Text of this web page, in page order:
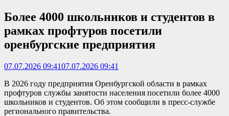
Более 4000 школьников и студентов в
рамках профтуров посетили
оренбургские предприятия
07.07.2026 09:4107.07.2026 09:41
В 2026 году предприятия Оренбургской области в рамках
профтуров службы занятости населения посетили более 4000
школьников и студентов. Об этом сообщили в пресс-службе
регионального правительства.